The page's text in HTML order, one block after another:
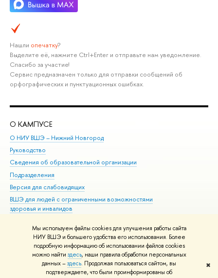
Мы используем файлы cookies для улучшения работы сайта
НИУ ВШЭ и большего удобства его использования. Более
подробную информацию об использовании файлов cookies
можно найти здесь, наши правила обработки персональных
данных –здесь. Продолжая пользоваться сайтом, вы
подтверждаете, что были проинформированы об
✖
Нашли опечатку?
Выделите её, нажмите Ctrl+Enter и отправьте нам уведомление.
Спасибо за участие!
Сервис предназначен только для отправки сообщений об
орфографических и пунктуационных ошибках.
О КАМПУСЕ
О НИУ ВШЭ – Нижний Новгород
Руководство
Сведения об образовательной организации
Подразделения
Версия для слабовидящих
ВШЭ для людей с ограниченными возможностями
здоровья и инвалидов